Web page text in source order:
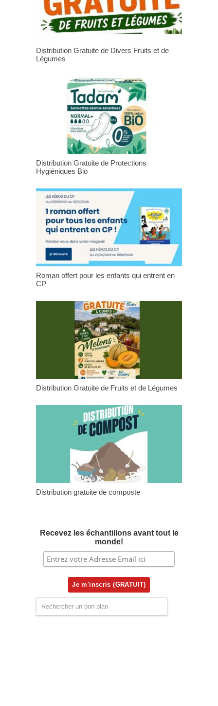
Distribution Gratuite de Divers Fruits et de
Légumes
Distribution Gratuite de Protections
Hygiéniques Bio
Roman offert pour les enfants qui entrent en
CP
Distribution Gratuite de Fruits et de Légumes
Distribution gratuite de composte
Recevez les échantillons avant tout le
monde!